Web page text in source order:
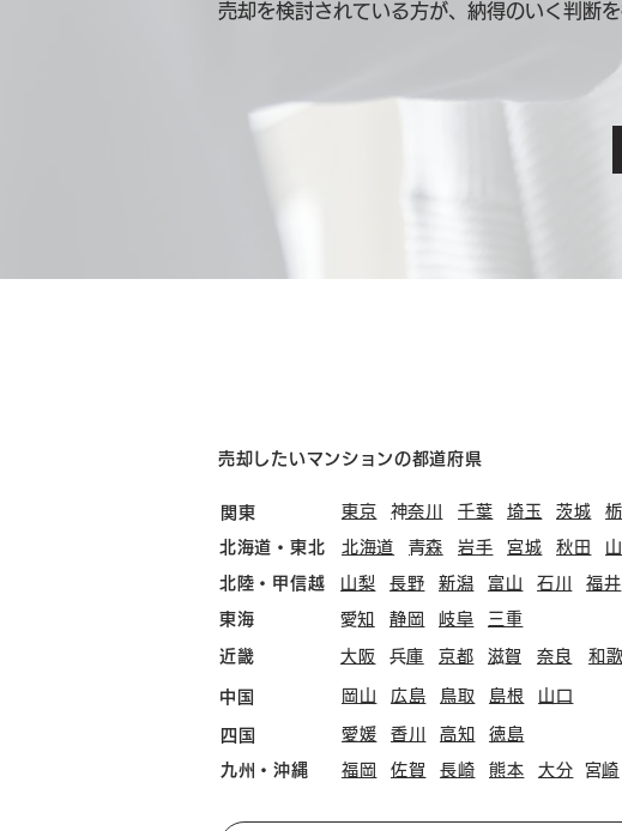
売却を検討されている方が、納得のいく判断
売却したいマンションの都道府県
関東
北海道・東北
北陸・甲信越
東海
東京 ​神奈川 千葉 埼玉 茨城
北海道 ​青森 岩手 宮城 秋田
山梨
​愛知
長野
静岡
新潟
岐阜
富山 石川 福井
三重
近畿 大阪 ​兵庫 京都 ​滋賀 奈良 和
中国 岡山 広島 鳥取 島根 山口
四国
九州・沖縄
愛媛
福岡
香川
佐賀
高知
長崎
徳島
熊本 大分 ​宮崎